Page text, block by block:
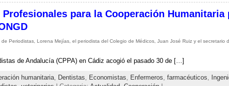
para la Cooperación Humanitaria
Periodistas, Lorena Mejías, el periodista del Colegio de Médicos, Juan José Ruiz y el secretario
de Andalucía (CPPA) en Cádiz acogió el pasado 30 de […]
humanitaria, Dentistas Economistas Enfermeros farmacéuticos